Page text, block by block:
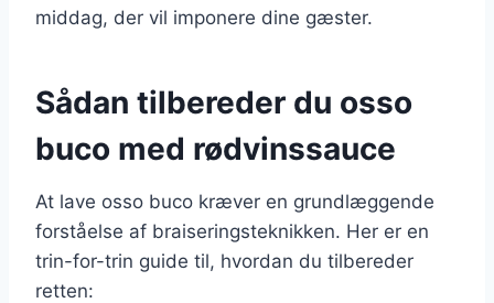
middag, der vil imponere dine gæster.
Sådan tilbereder du osso
buco med rødvinssauce
At lave osso buco kræver en grundlæggende
forståelse af braiseringsteknikken. Her er en
trin-for-trin guide til, hvordan du tilbereder
retten: